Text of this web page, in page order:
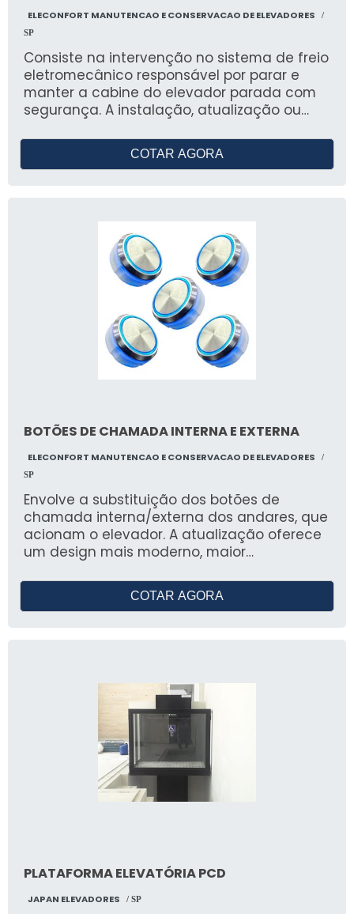
ELECONFORT MANUTENCAO E CONSERVACAO DE ELEVADORES
/
SP
Consiste na intervenção no sistema de freio
eletromecânico responsável por parar e
manter a cabine do elevador parada com
segurança. A instalação, atualização ou
confiabilidade na frenagem, reduz ruídos,
melhora o tempo de resposta e assegura
COTAR AGORA
BOTÕES DE CHAMADA INTERNA E EXTERNA
ELECONFORT MANUTENCAO E CONSERVACAO DE ELEVADORES
/
SP
Envolve a substituição dos botões de
chamada interna/externa dos andares, que
acionam o elevador. A atualização oferece
um design mais moderno, maior
adicionais, como painéis táteis ou digitais,
garantindo melhor funcionalidade e
COTAR AGORA
PLATAFORMA ELEVATÓRIA PCD
JAPAN ELEVADORES / SP